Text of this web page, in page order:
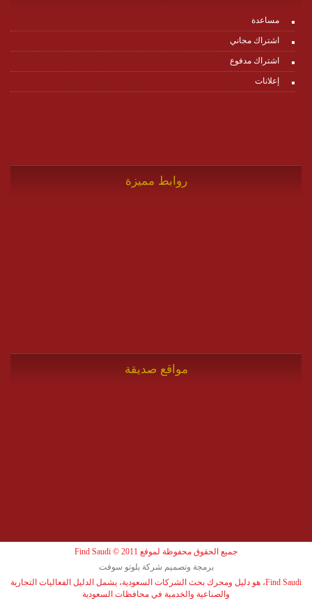
مساعدة
اشتراك مجاني
اشتراك مدفوع
إعلانات
روابط مميزة
مواقع صديقة
جميع الحقوق محفوظة لموقع Find Saudi © 2011
برمجة وتصميم شركة بلوتو سوفت
Find Saudi، هو دليل ومحرك بحث الشركات السعودية، يشمل الدليل الفعاليات التجارية
والصناعية والخدمية في محافظات السعودية